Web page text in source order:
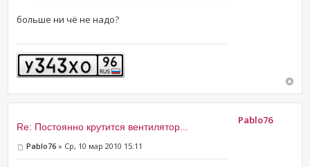
больше ни чё не надо?
Re: Постоянно крутится вентилятор...
Pablo76 » Ср, 10 мар 2010 15:11
Pablo76